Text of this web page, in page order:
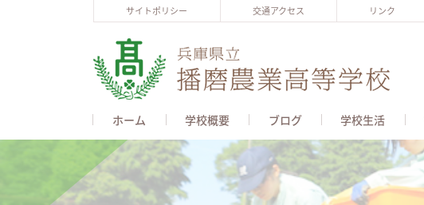
サイトポリシー 交通アクセス リンク
ホーム 学校概要 ブログ 学校生活